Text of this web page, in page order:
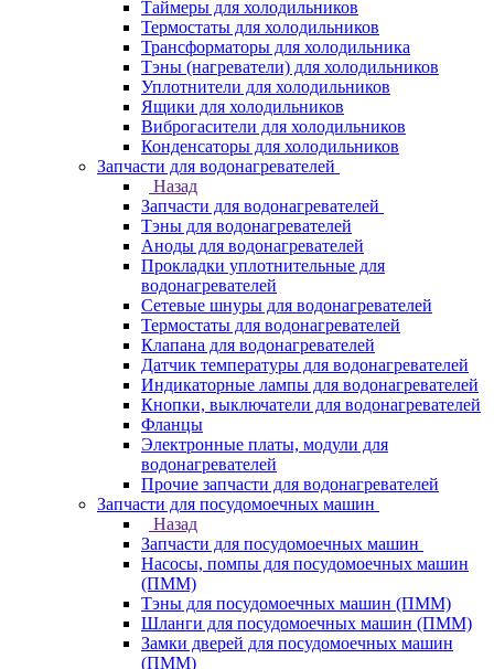
Таймеры для холодильников
Термостаты для холодильников
Трансформаторы для холодильника
Тэны (нагреватели) для холодильников
Уплотнители для холодильников
Ящики для холодильников
Виброгасители для холодильников
Конденсаторы для холодильников
Запчасти для водонагревателей
Назад
Запчасти для водонагревателей
Тэны для водонагревателей
Аноды для водонагревателей
Прокладки уплотнительные для
водонагревателей
Сетевые шнуры для водонагревателей
Термостаты для водонагревателей
Клапана для водонагревателей
Датчик температуры для водонагревателей
Индикаторные лампы для водонагревателей
Кнопки, выключатели для водонагревателей
Фланцы
Электронные платы, модули для
водонагревателей
Прочие запчасти для водонагревателей
Запчасти для посудомоечных машин
Назад
Запчасти для посудомоечных машин
Насосы, помпы для посудомоечных машин
(ПММ)
Тэны для посудомоечных машин (ПММ)
Шланги для посудомоечных машин (ПММ)
Замки дверей для посудомоечных машин
(ПММ)